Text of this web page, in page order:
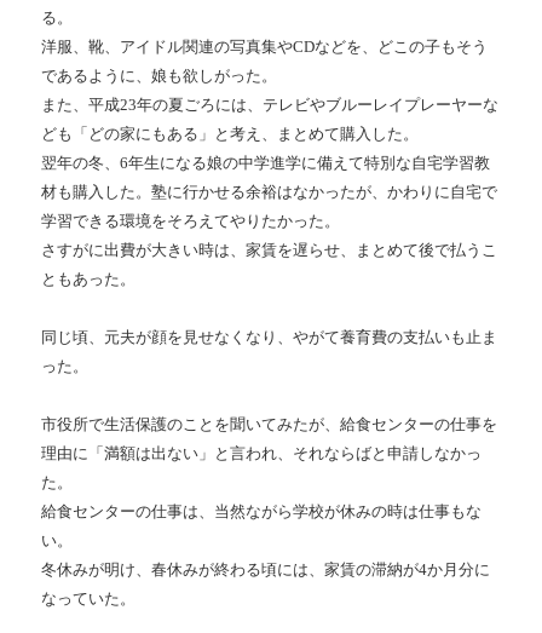
る。
洋服、靴、アイドル関連の写真集やCDなどを、どこの子もそう
であるように、娘も欲しがった。
また、平成23年の夏ごろには、テレビやブルーレイプレーヤーな
ども「どの家にもある」と考え、まとめて購入した。
翌年の冬、6年生になる娘の中学進学に備えて特別な自宅学習教
材も購入した。塾に行かせる余裕はなかったが、かわりに自宅で
学習できる環境をそろえてやりたかった。
さすがに出費が大きい時は、家賃を遅らせ、まとめて後で払うこ
ともあった。
同じ頃、元夫が顔を見せなくなり、やがて養育費の支払いも止ま
った。
市役所で生活保護のことを聞いてみたが、給食センターの仕事を
理由に「満額は出ない」と言われ、それならばと申請しなかっ
た。
給食センターの仕事は、当然ながら学校が休みの時は仕事もな
い。
冬休みが明け、春休みが終わる頃には、家賃の滞納が4か月分に
なっていた。